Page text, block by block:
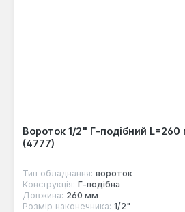
Вороток 1/2" Г-подібний
(4777)
Тип обладнання: вороток
Конструкція: Г-пoдібна
Довжина: 260 мм
Розмір наконечника: 1/2"